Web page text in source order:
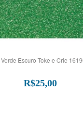
Escuro Toke e Crie
R$25,00